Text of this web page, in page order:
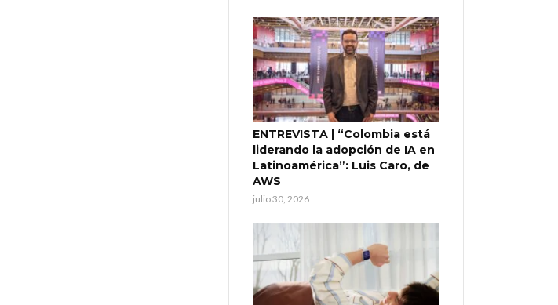
ENTREVISTA | “Colombia está
liderando la adopción de IA en
Latinoamérica”: Luis Caro, de
AWS
julio 30, 2026